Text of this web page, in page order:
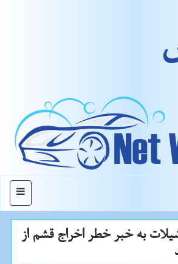
منو
به خبر خطر اخراج قشم از